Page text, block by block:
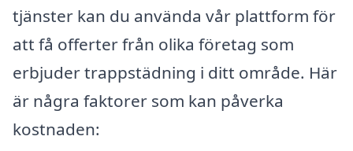
tjänster kan du använda vår plattform för
att få offerter från olika företag som
erbjuder trappstädning i ditt område. Här
är några faktorer som kan påverka
kostnaden: